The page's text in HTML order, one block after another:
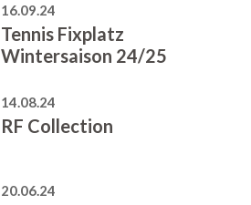
16.09.24
Tennis Fixplatz
Wintersaison 24/25
14.08.24
RF Collection
20.06.24